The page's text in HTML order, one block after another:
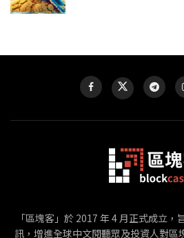
「區塊客」於 2017 年 4 月正式成立
訊，增進全球中文閱聽眾及投資人對區